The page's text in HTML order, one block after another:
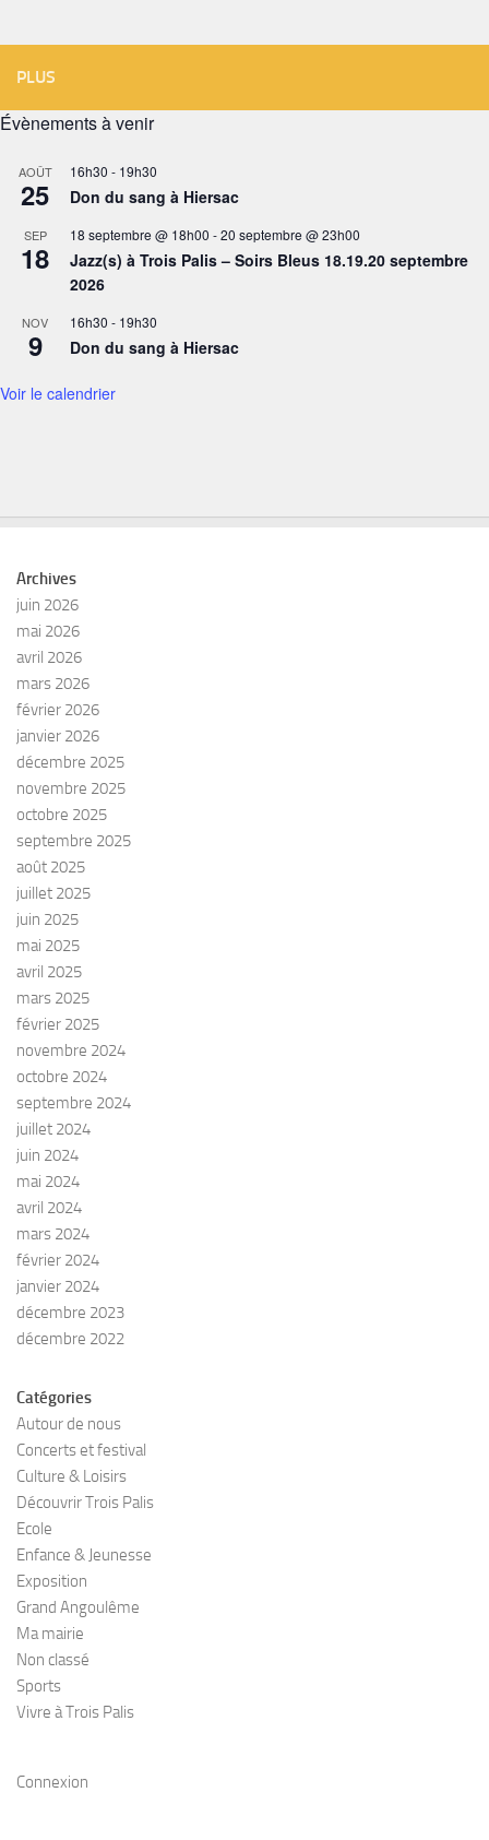
PLUS
Évènements à venir
AOÛT
25
16h30 - 19h30
Don du sang à Hiersac
SEP
18
18 septembre @ 18h00 -20 septembre @ 23h00
Jazz(s) à Trois Palis – Soirs Bleus 18.19.20 septembre
2026
NOV
9
16h30 - 19h30
Don du sang à Hiersac
Voir le calendrier
Archives
juin 2026
mai 2026
avril 2026
mars 2026
février 2026
janvier 2026
décembre 2025
novembre 2025
octobre 2025
septembre 2025
août 2025
juillet 2025
juin 2025
mai 2025
avril 2025
mars 2025
février 2025
novembre 2024
octobre 2024
septembre 2024
juillet 2024
juin 2024
mai 2024
avril 2024
mars 2024
février 2024
janvier 2024
décembre 2023
décembre 2022
Catégories
Autour de nous
Concerts et festival
Culture & Loisirs
Découvrir Trois Palis
Ecole
Enfance & Jeunesse
Exposition
Grand Angoulême
Ma mairie
Non classé
Sports
Vivre à Trois Palis
Connexion